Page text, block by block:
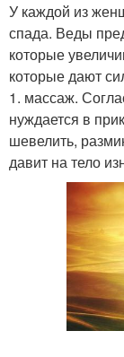
У каждой из
спада. Веды
которые
которые дают
1. массаж.
нуждается в
шевелить,
давит на тело